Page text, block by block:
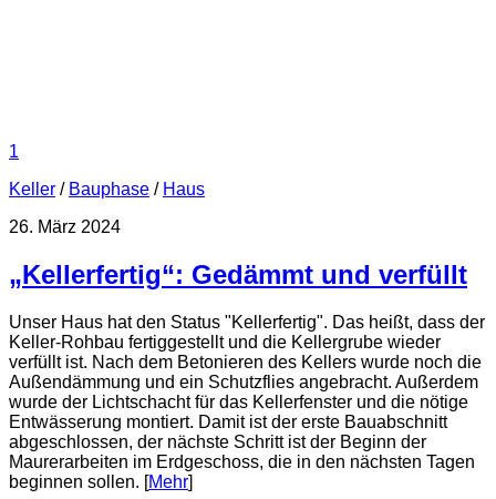
1
Keller / Bauphase / Haus
26. März 2024
„Kellerfertig“: Gedämmt und verfüllt
Unser Haus hat den Status "Kellerfertig". Das heißt, dass der
Keller-Rohbau fertiggestellt und die Kellergrube wieder
verfüllt ist. Nach dem Betonieren des Kellers wurde noch die
Außendämmung und ein Schutzflies angebracht. Außerdem
wurde der Lichtschacht für das Kellerfenster und die nötige
Entwässerung montiert. Damit ist der erste Bauabschnitt
abgeschlossen, der nächste Schritt ist der Beginn der
Maurerarbeiten im Erdgeschoss, die in den nächsten Tagen
beginnen sollen. [Mehr]